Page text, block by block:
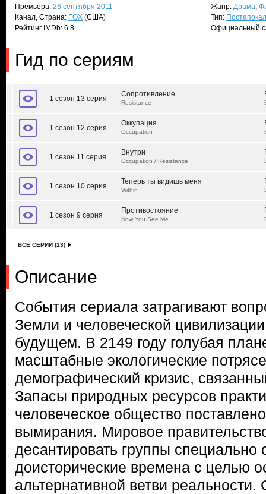
Премьера: 26 сентября 2011
Канал, Страна: FOX (США)
Рейтинг IMDb: 6.8
Жанр: Драма,
Тип:
Официальный
Гид по сериям
1 сезон 13 серия
Сопротивление
Resistance
1 сезон 12 серия
Оккупация
Occupation
1 сезон 11 серия
Внутри
Occupation / Resistance
1 сезон 10 серия
Теперь ты видишь меня
Within
1 сезон 9 серия
Противостояние
Now You See Me
ВСЕ СЕРИИ (13)
Описание
События сериала затрагивают
Земли и человеческой
будущем. В 2149 году голубая
масштабные экологические
демографический кризис,
Запасы природных ресурсов
человеческое общество
вымирания. Мировое
десантировать группы
доисторические времена с целью
альтернативной ветви